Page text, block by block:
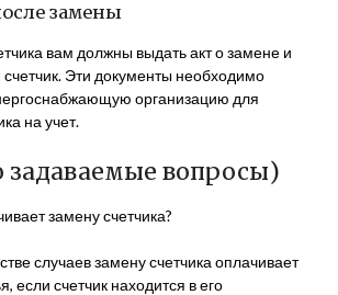
замены
вам должны выдать акт о замене и
Эти документы необходимо
организацию для
на учет.
задаваемые вопросы)
замену счетчика?
случаев замену счетчика оплачивает
если счетчик находится в его